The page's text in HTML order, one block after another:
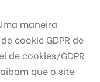
maneira
cookie GDPR de
de cookies/GDPR
que o site